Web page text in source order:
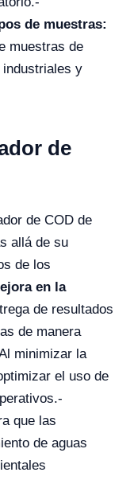
de muestras:
muestras de
industriales y
de
de COD de
allá de su
de los
en la
de resultados
de manera
minimizar la
el uso de
-
que las
de aguas